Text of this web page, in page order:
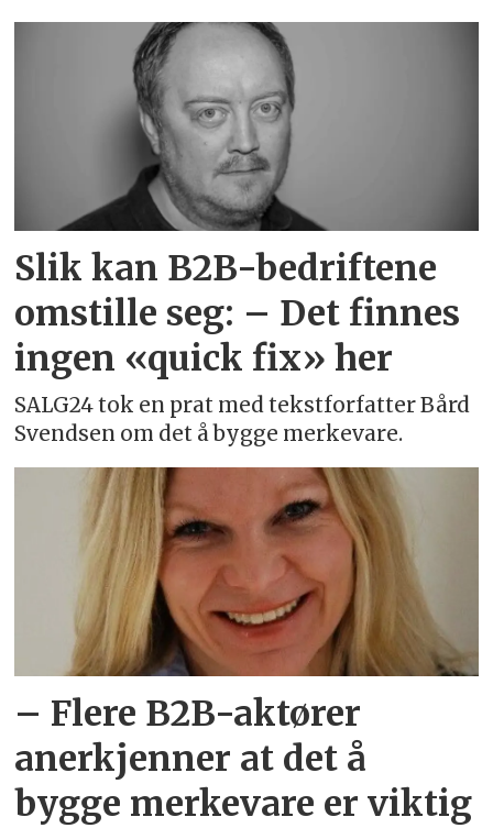
Emne:
merkevare
Slik kan B2B-bedriftene
omstille seg: – Det finnes
ingen «quick fix» her
SALG24 tok en prat med tekstforfatter Bård
Svendsen om det å bygge merkevare.
– Flere B2B-aktører
anerkjenner at det å
bygge merkevare er viktig